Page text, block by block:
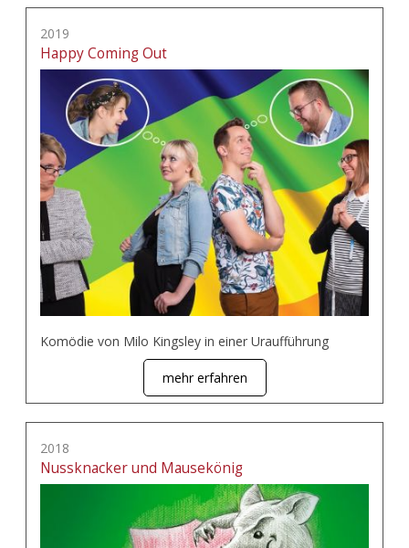
2019
Happy Coming Out
Komödie von Milo Kingsley in einer Uraufführung
mehr erfahren
2018
Nussknacker und Mausekönig